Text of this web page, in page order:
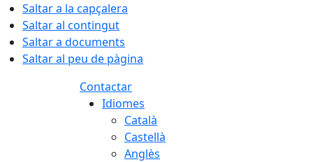
Saltar a la capçalera
Saltar al contingut
Saltar a documents
Saltar al peu de pàgina
Contactar
Idiomes
Català
Castellà
Anglès